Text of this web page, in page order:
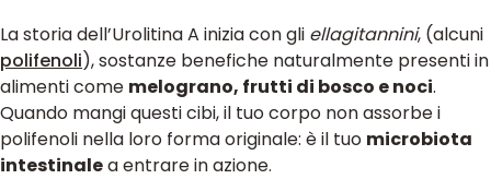
La storia dell’Urolitina A inizia con gli ellagitannini, (alcuni
polifenoli), sostanze benefiche naturalmente presenti in
alimenti come melograno, frutti di bosco e noci.
Quando mangi questi cibi, il tuo corpo non assorbe i
polifenoli nella loro forma originale: è il tuo microbiota
intestinalea entrare in azione.